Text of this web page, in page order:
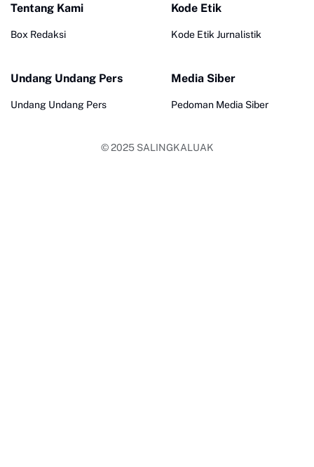
Tentang Kami
Box Redaksi
Kode Etik
Kode Etik Jurnalistik
Undang Undang Pers
Undang Undang Pers
Media Siber
Pedoman Media Siber
© 2025 SALINGKALUAK